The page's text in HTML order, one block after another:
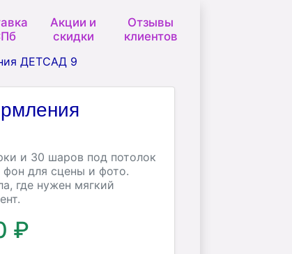
Акции и
скидки
Отзывы
клиентов
ДЕТСАД 9
и 30 шаров под потолок
фон для сцены и фото.
где нужен мягкий
₽